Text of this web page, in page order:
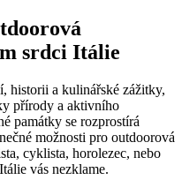
srdci Itálie
historii a kulinářské zážitky,
přírody a aktivního
památky se rozprostírá
možnosti pro outdoorová
cyklista, horolezec, nebo
vás nezklame.